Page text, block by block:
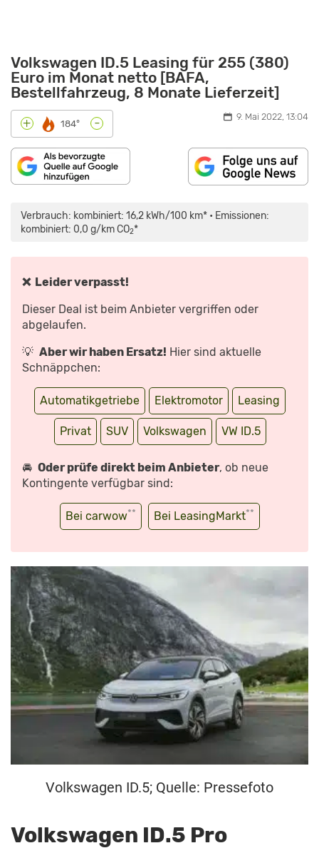
Volkswagen ID.5 Leasing für 255 (380)
Euro im Monat netto [BAFA,
Bestellfahrzeug, 8 Monate Lieferzeit]
+ 184° - 9. Mai 2022, 13:04
Verbrauch: kombiniert: 16,2 kWh/100 km* • Emissionen:
kombiniert: 0,0 g/km CO2*
❌ Leider verpasst!
Dieser Deal ist beim Anbieter vergriffen oder
abgelaufen.
💡 Aber wir haben Ersatz! Hier sind aktuelle
Schnäppchen:
Automatikgetriebe Elektromotor Leasing
Privat SUV Volkswagen VW ID.5
🚘 Oder prüfe direkt beim Anbieter, ob neue
Kontingente verfügbar sind:
Bei carwow** Bei LeasingMarkt**
Volkswagen ID.5; Quelle: Pressefoto
Volkswagen ID.5 Pro
MAPS.GOOGLE.DE
ANZEIGEN
(2021)
KOMMT
SITZPROBE
MIT
HUBER“
VON
YOUTUBE
ANZEIGEN